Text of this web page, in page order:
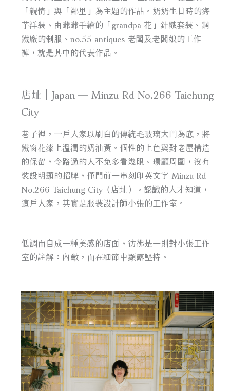
「親情」與「鄰里」為主題的作品。奶奶生日時的海
芋洋裝、由爺爺手繪的「grandpa 花」針織套裝、鋼
鐵廠的制服、no.55 antiques 老闆及老闆娘的工作
褲，就是其中的代表作品。
店址｜Japan — Minzu Rd No.266 Taichung
City
巷子裡，一戶人家以刷白的傳統毛玻璃大門為底，將
鐵窗花漆上溫潤的奶油黃。個性的上色與對老屋構造
的保留，令路過的人不免多看幾眼。環顧周圍，沒有
裝設明顯的招牌，僅門前一串刻印英文字 Minzu Rd
No.266 Taichung City（店址）。認識的人才知道，
這戶人家，其實是服裝設計師小張的工作室。
低調而自成一種美感的店面，彷彿是一則對小張工作
室的註解：內斂，而在細節中顯露堅持。